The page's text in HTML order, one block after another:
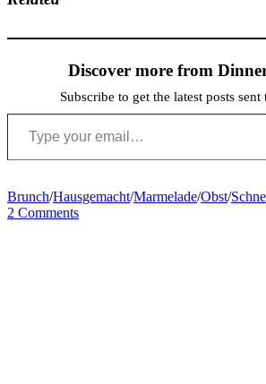
Discover more from
Subscribe to get the latest posts
Type your email…
Brunch/Hausgemacht/Marmelade/Obst/
2 Comments